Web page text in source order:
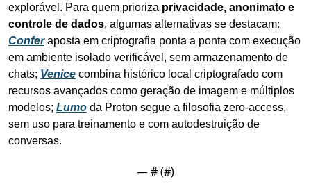
explorável. Para quem prioriza privacidade, anonimato e
controle de dados
Confer aposta em criptografia ponta a ponta com execução
em ambiente isolado verificável, sem armazenamento de
chats; Venice combina histórico local criptografado com
recursos avançados como geração de imagem e múltiplos
modelos; Lumo da Proton segue a filosofia zero-access,
sem uso para treinamento e com autodestruição de
conversas.
— # (#)